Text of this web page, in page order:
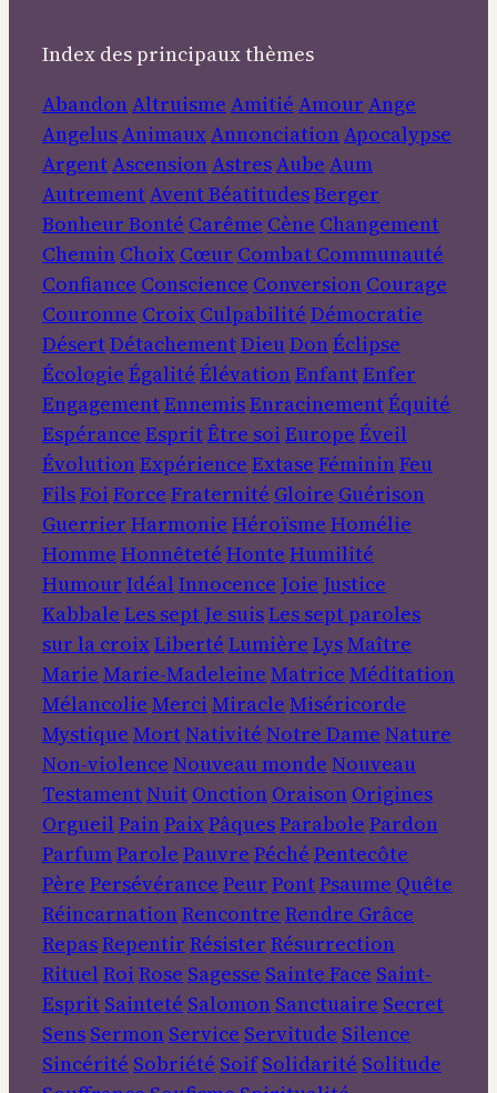
Index des principaux thèmes
AbandonAltruisme Amitié Amour Ange
AngelusAnimauxAnnonciationApocalypse
ArgentAscensionAstresAube Aum
AutrementAventBéatitudesBerger
Bonheur Bonté Carême Cène Changement
Chemin Choix Cœur Combat Communauté
Confiance Conscience Conversion Courage
Couronne Croix Culpabilité Démocratie
DésertDétachementDieuDonÉclipse
Écologie Égalité ÉlévationEnfantEnfer
EngagementEnnemisEnracinementÉquité
Espérance EspritÊtre soi Europe Éveil
ÉvolutionExpérience Extase FémininFeu
FilsFoi Force Fraternité Gloire Guérison
Guerrier Harmonie Héroïsme Homélie
Homme Honnêteté Honte Humilité
Humour Idéal Innocence Joie Justice
Kabbale Les sept Je suisLes sept paroles
sur la croixLiberté Lumière LysMaître
Marie Marie-Madeleine Matrice Méditation
Mélancolie Merci Miracle Miséricorde
Mystique MortNativité Notre Dame Nature
Non-violence Nouveau monde Nouveau
TestamentNuit Onction Oraison Origines
Orgueil PainPaixPâquesParabole Pardon
ParfumParole Pauvre Péché Pentecôte
Père Persévérance Peur PontPsaume Quête
RéincarnationRencontre Rendre Grâce
RepasRepentir Résister Résurrection
Rituel Roi Rose Sagesse Sainte Face Saint-
Esprit Sainteté Salomon Sanctuaire Secret
Sens Sermon Service Servitude Silence
Sincérité Sobriété Soif Solidarité Solitude